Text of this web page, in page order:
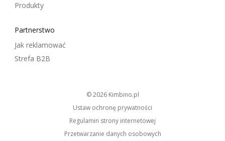
Produkty
Partnerstwo
Jak reklamować
Strefa B2B
© 2026 kimbino.pl
Ustaw ochronę prywatności
Regulamin strony internetowej
Przetwarzanie danych osobowych